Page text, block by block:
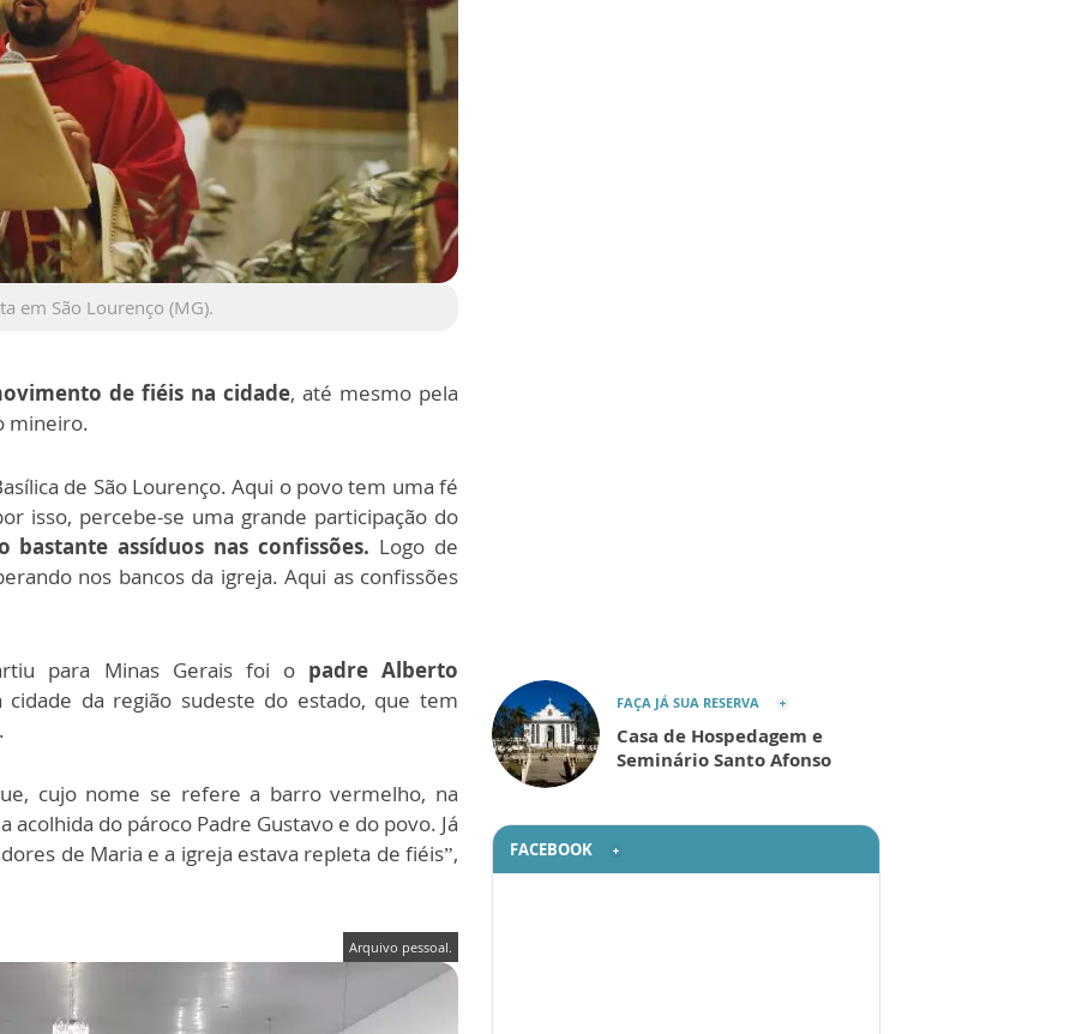
em São Lourenço (MG).
de fiéis na cidade, até mesmo pela
mineiro.
de São Lourenço. Aqui o povo tem uma fé
isso, percebe-se uma grande participação do
bastante assíduos nas confissões. Logo de
nos bancos da igreja. Aqui as confissões
para Minas Gerais foi o padre Alberto
da região sudeste do estado, que tem
cujo nome se refere a barro vermelho, na
do pároco Padre Gustavo e do povo. Já
de Maria e a igreja estava repleta de fiéis”,
Arquivo pessoal.
FAÇA JÁ SUA RESERVA
Casa de Hospedagem e
Seminário Santo Afonso
FACEBOOK